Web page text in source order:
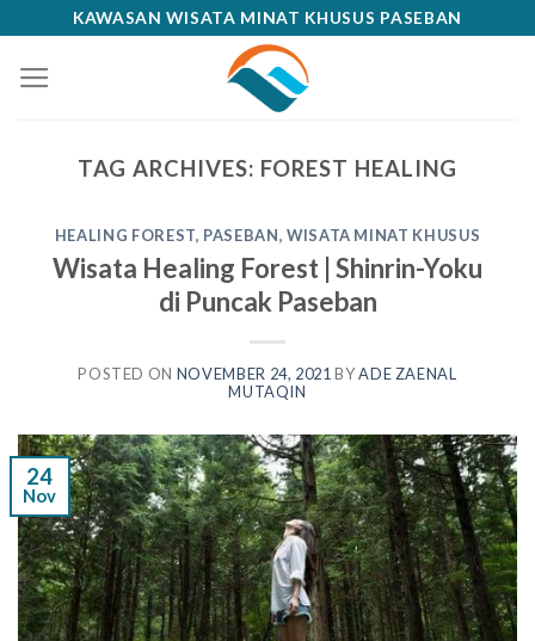
content
KAWASAN WISATA MINAT KHUSUS PASEBAN
TAG ARCHIVES: FOREST HEALING
HEALING FOREST, PASEBAN, WISATA MINAT KHUSUS
Wisata Healing Forest | Shinrin-Yoku
di Puncak Paseban
POSTED ON NOVEMBER 24, 2021 BYADE ZAENAL
MUTAQIN
24
Nov